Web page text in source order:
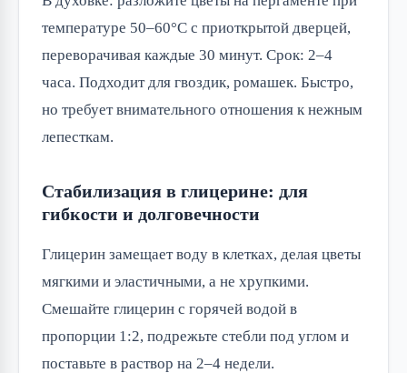
температуре 50–60°C с приоткрытой дверцей,
переворачивая каждые 30 минут. Срок: 2–4
часа. Подходит для гвоздик, ромашек. Быстро,
но требует внимательного отношения к нежным
лепесткам.
Стабилизация в глицерине: для
гибкости и долговечности
Глицерин замещает воду в клетках, делая цветы
мягкими и эластичными, а не хрупкими.
Смешайте глицерин с горячей водой в
пропорции 1:2, подрежьте стебли под углом и
поставьте в раствор на 2–4 недели.